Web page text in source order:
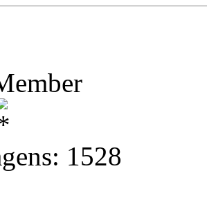
1528